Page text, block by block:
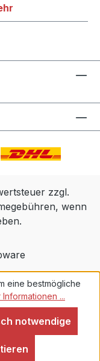
zzgl.
wenn
eine bestmögliche
Informationen ...
notwendige